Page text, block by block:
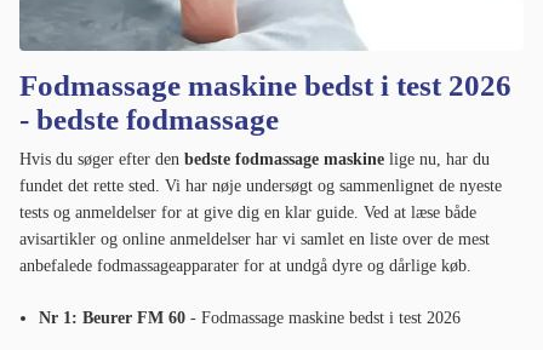
Fodmassage maskine bedst i test 2026
- bedste fodmassage
Hvis du søger efter den bedste fodmassage maskine lige nu, har du
fundet det rette sted. Vi har nøje undersøgt og sammenlignet de nyeste
tests og anmeldelser for at give dig en klar guide. Ved at læse både
avisartikler og online anmeldelser har vi samlet en liste over de mest
anbefalede fodmassageapparater for at undgå dyre og dårlige køb.
Nr 1: Beurer FM 60 - Fodmassage maskine bedst i test 2026